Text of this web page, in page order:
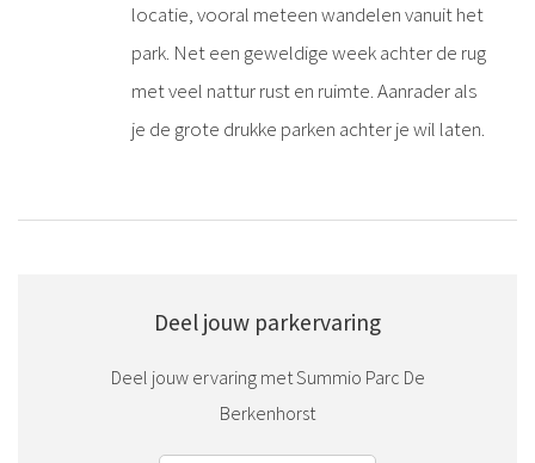
locatie, vooral meteen wandelen vanuit het
park. Net een geweldige week achter de rug
met veel nattur rust en ruimte. Aanrader als
je de grote drukke parken achter je wil laten.
Deel jouw parkervaring
Deel jouw ervaring met Summio Parc De
Berkenhorst